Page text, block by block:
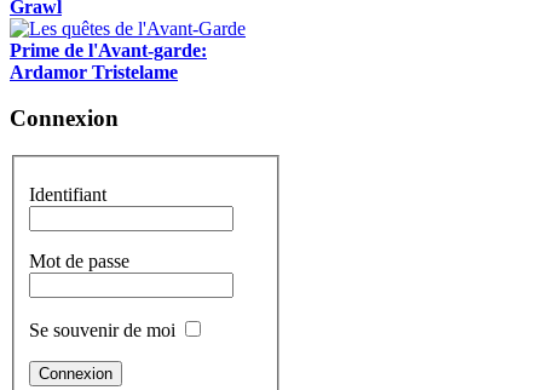
Grawl
Prime de l'Avant-garde:
Ardamor Tristelame
Connexion
Identifiant
Mot de passe
Se souvenir de moi